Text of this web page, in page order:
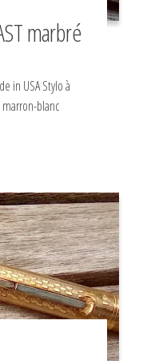
marbré
in USA Stylo à
blanc